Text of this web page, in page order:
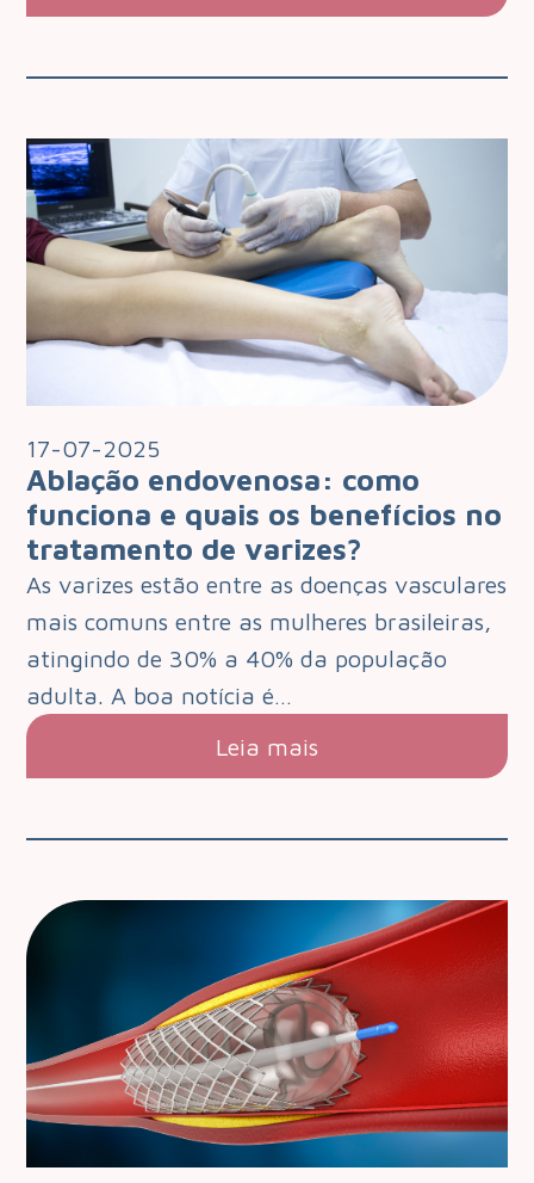
17-07-2025
Ablação endovenosa: como
funciona e quais os benefícios no
tratamento de varizes?
As varizes estão entre as doenças vasculares
mais comuns entre as mulheres brasileiras,
atingindo de 30% a 40% da população
adulta. A boa notícia é…
Leia mais